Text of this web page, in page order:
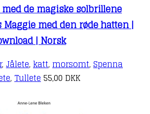
de magiske solbrillene
med den røde hatten |
| Norsk
, Jålete, katt, morsomt, Spenna
, Tullete55,00 DKK